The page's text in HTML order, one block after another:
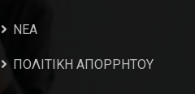
NEA
ΠΟΛΙΤΙΚΗ ΑΠΟΡΡΗΤΟΥ